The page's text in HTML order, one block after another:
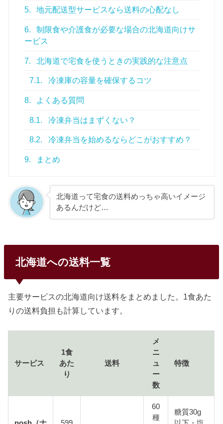
5. 地元配送型サービスなら送料の心配なし
6.
制限食や介護食が必要な場合の北海道向けサ
ービス
7. 北海道で宅食を使うときの実践的な注意点
7.1. 冷凍庫の容量を確保するコツ
8. よくある質問
8.1. 冷凍弁当はまずくない？
8.2. 冷凍弁当を始めるならどこがおすすめ？
9. まとめ
北海道って宅食の送料めっちゃ高いイメージ
あるんだけど…
北海道への送料一覧
主要サービスの北海道向け送料をまとめました。1食あた
りの送料負担も計算しています。
サービス
1食
あた
り
送料
メ
ニ
ュ
ー
数
特徴
60
種
糖質30g